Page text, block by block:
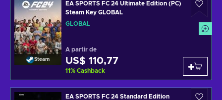
Steam
EA SPORTS FC 24 Ultimate Edition (PC)
Steam Key GLOBAL
GLOBAL
A partir de
US$ 110,77
11% Cashback
EA SPORTS FC 24 Standard Edition